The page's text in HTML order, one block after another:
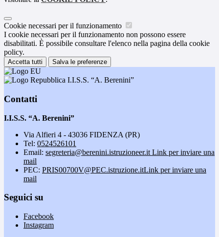
Cookie necessari per il funzionamento
I cookie necessari per il funzionamento non possono essere
disabilitati. È possibile consultare l'elenco nella pagina della cookie
policy.
Accetta tutti Salva le preferenze
I.I.S.S. “A. Berenini”
Contatti
I.I.S.S. “A. Berenini”
Via Alfieri 4 - 43036 FIDENZA (PR)
Tel: 0524526101
Email: segreteria@berenini.istruzioneer.it Link per inviare una
mail
PEC: PRIS00700V@PEC.istruzione.itLink per inviare una
mail
Seguici su
Facebook
Instagram